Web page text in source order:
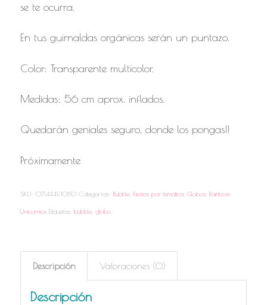
se te ocurra.
En tus guirnaldas orgánicas serán un puntazo.
Color: Transparente multicolor.
Medidas: 56 cm aprox. inflados.
Quedarán geniales seguro, donde los pongas!!
Próximamente
SKU: 071444130813 Categorías: Bubble, Fiestas por temática, Globos, Rainbow,
Unicornios Etiquetas: bubble, globo
Descripción Valoraciones (0)
Descripción